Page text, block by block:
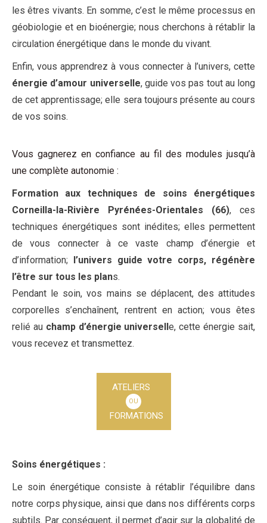
les êtres vivants. En somme, c’est le même processus en
géobiologie et en bioénergie; nous cherchons à rétablir la
circulation énergétique dans le monde du vivant.
Enfin, vous apprendrez à vous connecter à l’univers, cette
énergie d’amour universelle, guide vos pas tout au long
de cet apprentissage; elle sera toujours présente au cours
de vos soins.
Vous gagnerez en confiance au fil des modules jusqu’à
une complète autonomie :
Formation aux techniques de soins énergétiques
Corneilla-la-Rivière Pyrénées-Orientales (66), ces
techniques énergétiques sont inédites; elles permettent
de vous connecter à ce vaste champ d’énergie et
d’information;
l’univers guide votre corps, régénère
l’être sur tous les plans.
Pendant le soin, vos mains se déplacent, des attitudes
corporelles s’enchaînent, rentrent en action; vous êtes
relié au champ d’énergie universelle, cette énergie sait,
vous recevez et transmettez.
ATELIERS
OU
FORMATIONS
Soins énergétiques :
Le soin énergétique consiste à rétablir l’équilibre dans
notre corps physique, ainsi que dans nos différents corps
subtils. Par conséquent, il permet d’agir sur la globalité de